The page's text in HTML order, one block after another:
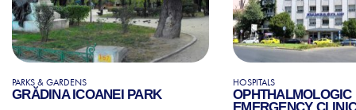
PARKS & GARDENS
GRĂDINA ICOANEI PARK
HOSPITALS
OPHTHALMOLOGIC